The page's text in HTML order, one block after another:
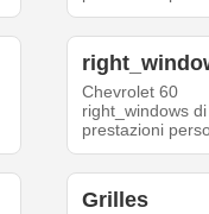
Chevrolet 60
right_windows
prestazioni
Grilles